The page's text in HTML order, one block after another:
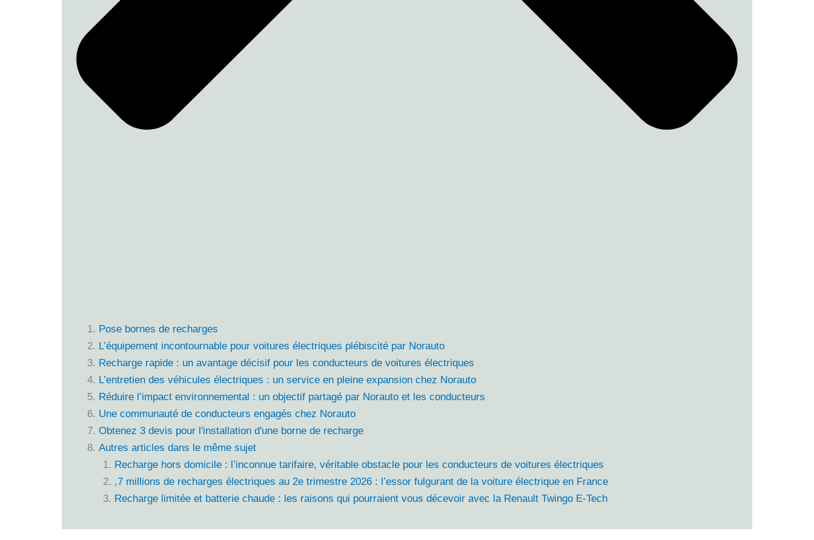
Pose bornes de recharges
L’équipement incontournable pour voitures électriques plébiscité par Norauto
Recharge rapide : un avantage décisif pour les conducteurs de voitures électriques
L’entretien des véhicules électriques : un service en pleine expansion chez Norauto
Réduire l’impact environnemental : un objectif partagé par Norauto et les conducteurs
Une communauté de conducteurs engagés chez Norauto
Obtenez 3 devis pour l'installation d'une borne de recharge
Autres articles dans le même sujet
Recharge hors domicile : l’inconnue tarifaire, véritable obstacle pour les conducteurs de voitures électriques
,7 millions de recharges électriques au 2e trimestre 2026 : l’essor fulgurant de la voiture électrique en France
Recharge limitée et batterie chaude : les raisons qui pourraient vous décevoir avec la Renault Twingo E-Tech